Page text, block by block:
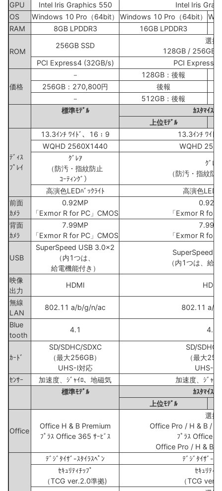
GPU
Intel Iris Graphics 550
Intel Iris
OS
Windows 10 Pro（64bit） Windows 10 Pro（64bit）
RAM
8GB LPDDR3 16GB LPDDR3
ROM
256GB SSD
選択
128GB / 256GB /
PCI Express4 (32GB/s)
PCI Express4
価格
－
128GB：後報
256GB：270,800円
後報
－
512GB：後報
標準ﾓﾃﾞﾙ
ｶｽﾀﾏｲｽﾞﾓ
上位ﾓﾃﾞﾙ
ﾃﾞｨｽ
ﾌﾟﾚｲ
13.3ｲﾝﾁ ﾜｲﾄﾞ、16：9
13.3ｲﾝﾁ ﾜｲﾄ
WQHD 2560X1440
WQHD
ｸﾞﾚｱ
（防汚・指紋防止
ｺｰﾃｨﾝｸﾞ）
ｸﾞﾚｱ
（防汚・指紋防
高演色LEDﾊﾞｯｸﾗｲﾄ
高演色LEDﾊ
前面
ｶﾒﾗ
0.92MP
「Exmor R for PC」CMOS
「Exmor R for
背面
ｶﾒﾗ
7.99MP
「Exmor R for PC」CMOS
「Exmor R for
USB
SuperSpeed USB 3.0x2
（内1つは、
給電機能付き）
SuperSpeed
（内1つは、給
映像
出力
HDMI HDMI
無線
LAN
802.11 a/b/g/n/ac 802.11 a/
Blue
tooth
4.1 4.1
ｶｰﾄﾞ
SD/SDHC/SDXC
（最大256GB）
UHS-Ⅰ対応
SD/SDHC/
（最大
UHS-Ⅰ
ｾﾝｻｰ
加速度、ｼﾞｬｲﾛ、地磁気
加速度、ｼﾞｬｲ
標準ﾓﾃﾞﾙ
ｶｽﾀﾏｲｽﾞﾓ
上位ﾓﾃﾞﾙ
Office
Office H & B Premium
ﾌﾟﾗｽ Office 365 ｻｰﾋﾞｽ
選択
Office Pro / H & B /
ﾌﾟﾗｽ Office
Office Pro / H & B /
ﾃﾞｼﾞﾀｲｻﾞ-ｽﾀｲﾗｽﾍﾟﾝ
ﾃﾞｼﾞﾀｲｻﾞ-ｽﾀ
ｾｷｭﾘﾃｨﾁｯﾌﾟ
（TCG ver.2.0準拠)
ｾｷｭﾘﾃｨﾁ
（TCG